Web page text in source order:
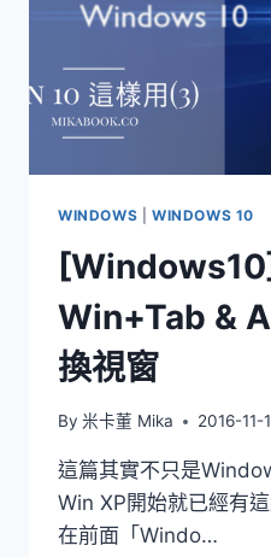
WINDOWS WINDOWS 10
Win+Tab &
換視窗
By 米卡董 Mika 2016-11-
這篇其實不只是
Win XP開始就已經有
在前面「Windo…